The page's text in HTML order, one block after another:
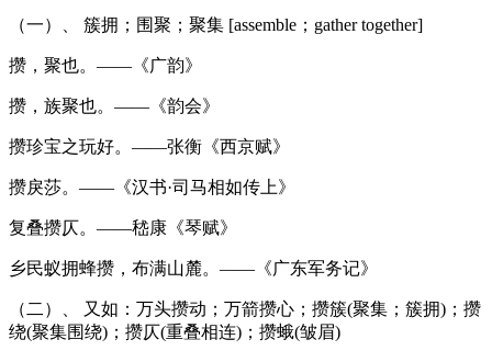
（一）、 簇拥；围聚；聚集 [assemble；gather together]
攒，聚也。——《广韵》
攒，族聚也。——《韵会》
攒珍宝之玩好。——张衡《西京赋》
攒戾莎。——《汉书·司马相如传上》
复叠攒仄。——嵇康《琴赋》
乡民蚁拥蜂攒，布满山麓。——《广东军务记》
（二）、 又如：万头攒动；万箭攒心；攒簇(聚集；簇拥)；攒
绕(聚集围绕)；攒仄(重叠相连)；攒蛾(皱眉)